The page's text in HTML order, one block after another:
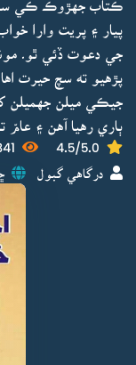
پيار ۽ پريت وارا
جي دعوت ڏئي ٿو۔
پڙهيو ته سچ حيرت
جيڪي ميلن جهميلن
ٻاري رهيا آهن ۽ عامّ
4.5/5.0
درگاهي گبول